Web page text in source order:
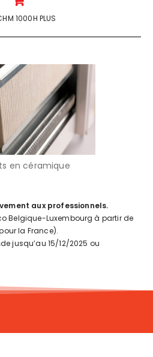
1000H PLUS
en céramique
aux professionnels.
Belgique-Luxembourg à partir de
la France).
jusqu’au 15/12/2025 ou